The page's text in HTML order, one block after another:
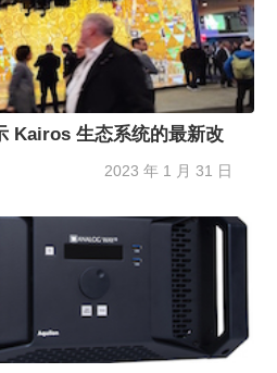
Kairos 生态系统的最新改
2023 年 1 月 31 日